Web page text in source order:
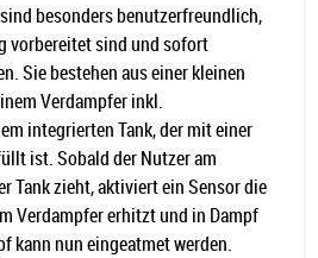
besonders benutzerfreundlich,
vorbereitet sind und sofort
Sie bestehen aus einer kleinen
Verdampfer inkl.
integrierten Tank, der mit einer
ist. Sobald der Nutzer am
Tank zieht, aktiviert ein Sensor die
Verdampfer erhitzt und in Dampf
kann nun eingeatmet werden.